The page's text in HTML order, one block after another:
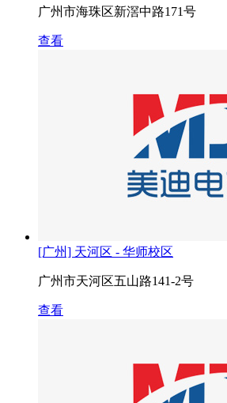
广州市海珠区新滘中路171号
查看
[广州] 天河区 - 华师校区
广州市天河区五山路141-2号
查看